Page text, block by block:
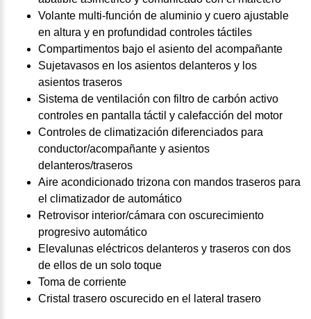
Volante multi-función de aluminio y cuero ajustable
en altura y en profundidad controles táctiles
Compartimentos bajo el asiento del acompañante
Sujetavasos en los asientos delanteros y los
asientos traseros
Sistema de ventilación con filtro de carbón activo
controles en pantalla táctil y calefacción del motor
Controles de climatización diferenciados para
conductor/acompañante y asientos
delanteros/traseros
Aire acondicionado trizona con mandos traseros para
el climatizador de automático
Retrovisor interior/cámara con oscurecimiento
progresivo automático
Elevalunas eléctricos delanteros y traseros con dos
de ellos de un solo toque
Toma de corriente
Cristal trasero oscurecido en el lateral trasero